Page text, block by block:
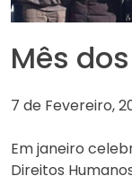
Mês
7 de Fevereiro,
Em janeiro
Direitos